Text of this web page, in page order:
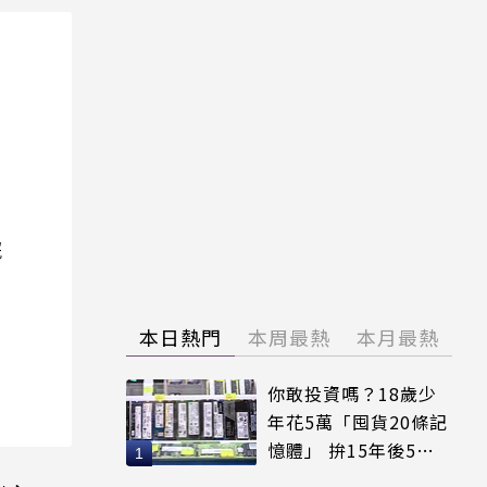
本日熱門 本周最熱 本月最熱
你敢投資嗎？18歲少
年花5萬「囤貨20條記
憶體」 拚15年後5倍